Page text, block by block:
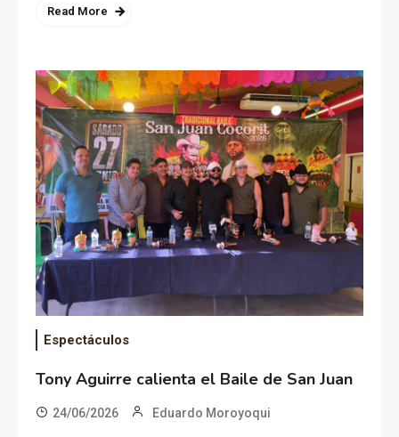
Read More
Espectáculos
Tony Aguirre calienta el Baile de San Juan
24/06/2026 Eduardo Moroyoqui